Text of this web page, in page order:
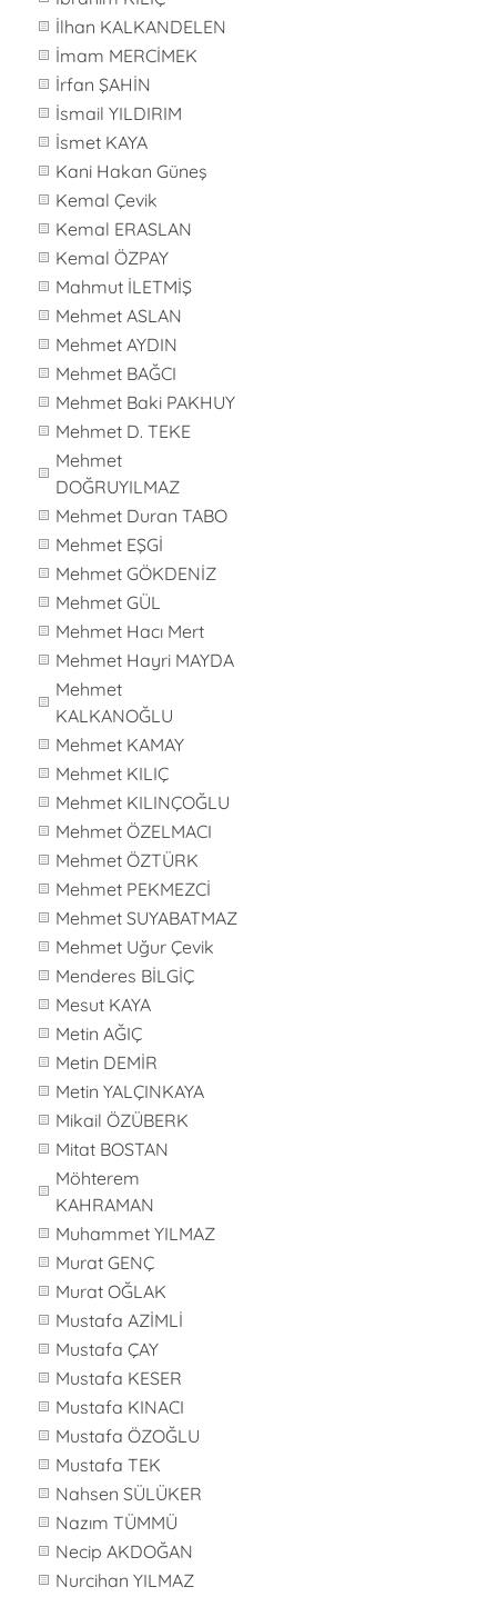
İlhan KALKANDELEN
İmam MERCİMEK
İrfan ŞAHİN
İsmail YILDIRIM
İsmet KAYA
Kani Hakan Güneş
Kemal Çevik
Kemal ERASLAN
Kemal ÖZPAY
Mahmut İLETMİŞ
Mehmet ASLAN
Mehmet AYDIN
Mehmet BAĞCI
Mehmet Baki PAKHUY
Mehmet D. TEKE
Mehmet
DOĞRUYILMAZ
Mehmet Duran TABO
Mehmet EŞGİ
Mehmet GÖKDENİZ
Mehmet GÜL
Mehmet Hacı Mert
Mehmet Hayri MAYDA
Mehmet
KALKANOĞLU
Mehmet KAMAY
Mehmet KILIÇ
Mehmet KILINÇOĞLU
Mehmet ÖZELMACI
Mehmet ÖZTÜRK
Mehmet PEKMEZCİ
Mehmet SUYABATMAZ
Mehmet Uğur Çevik
Menderes BİLGİÇ
Mesut KAYA
Metin AĞIÇ
Metin DEMİR
Metin YALÇINKAYA
Mikail ÖZÜBERK
Mitat BOSTAN
Möhterem
KAHRAMAN
Muhammet YILMAZ
Murat GENÇ
Murat OĞLAK
Mustafa AZİMLİ
Mustafa ÇAY
Mustafa KESER
Mustafa KINACI
Mustafa ÖZOĞLU
Mustafa TEK
Nahsen SÜLÜKER
Nazım TÜMMÜ
Necip AKDOĞAN
Nurcihan YILMAZ